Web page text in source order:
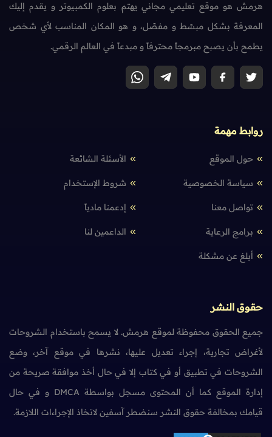
هرمش هو موقع تعليمي مجاني يهتم بعلوم الكمبيوتر و يقدم إليك
المعرفة بشكل مبسّط و مفصّل، و هو المكان المناسب لأي شخص
يطمح بأن يصبح مبرمجاً محترفاً و مبدعاً في العالم الرقمي.
روابط مهمة
حول الموقع الأسئلة الشائعة
سياسة الخصوصية شروط الإستخدام
تواصل معنا إدعمنا مادياً
برامج الرعاية الداعمين لنا
أبلغ عن مشكلة
حقوق النشر
جميع الحقوق محفوظة لموقع هرمش. لا يسمح باستخدام الشروحات
لأغراض تجارية، إجراء تعديل عليها، نشرها في موقع آخر، وضع
الشروحات في تطبيق أو في كتاب إلا في حال أخذ موافقة صريحة من
إدارة الموقع كما أن المحتوى مسجل بواسطة DMCA و في حال
قيامك بمخالفة حقوق النشر سنضطر آسفين لاتخاذ الإجراءات اللازمة.